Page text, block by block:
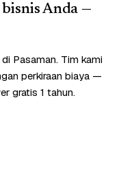
Anda —
Pasaman. Tim kami
perkiraan biaya —
gratis 1 tahun.